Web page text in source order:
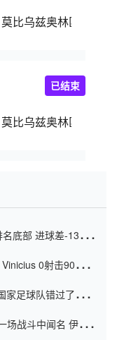
莫比乌兹奥林匹克
莫比乌兹奥林匹克
已结束
底部 进球差-13令人
0射击90分钟
足球队错过了世界
战斗中闻名 伊万放